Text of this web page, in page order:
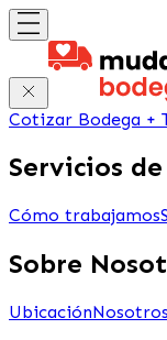
Cotizar Bodega +
Servicios
Cómo trabajamos
Sobre
UbicaciónNosotros